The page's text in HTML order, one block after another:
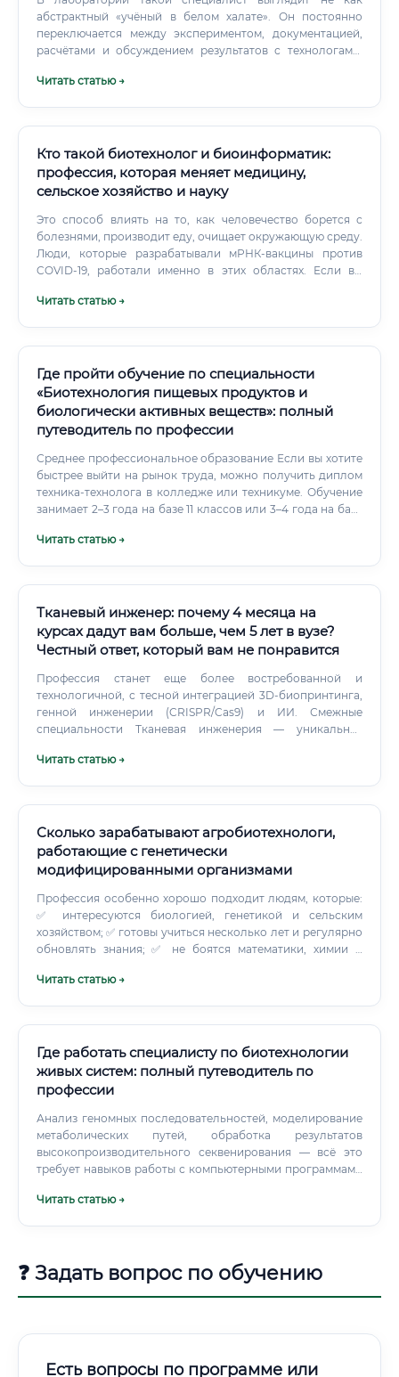
абстрактный «учёный в белом халате». Он постоянно
переключается между экспериментом, документацией,
расчётами и обсуждением результатов с технологами,
сертификации. Почему косметической компании нужен
Читать статью →
Кто такой биотехнолог и биоинформатик:
профессия, которая меняет медицину,
сельское хозяйство и науку
Это способ влиять на то, как человечество борется с
болезнями, производит еду, очищает окружающую среду.
Люди, которые разрабатывали мРНК-вакцины против
COVID-19, работали именно в этих областях. Если вы
боитесь многолетней работы ради результатов, которые
Читать статью →
Где пройти обучение по специальности
«Биотехнология пищевых продуктов и
биологически активных веществ»: полный
путеводитель по профессии
Среднее профессиональное образование Если вы хотите
быстрее выйти на рынок труда, можно получить диплом
техника-технолога в колледже или техникуме. Обучение
занимает 2–3 года на базе 11 классов или 3–4 года на базе
Читать статью →
Тканевый инженер: почему 4 месяца на
курсах дадут вам больше, чем 5 лет в вузе?
Честный ответ, который вам не понравится
Профессия станет еще более востребованной и
технологичной, с тесной интеграцией 3D-биопринтинга,
генной инженерии (CRISPR/Cas9) и ИИ. Смежные
специальности Тканевая инженерия — уникальная
Читать статью →
Сколько зарабатывают агробиотехнологи,
работающие с генетически
модифицированными организмами
Профессия особенно хорошо подходит людям, которые:
✅ интересуются биологией, генетикой и сельским
хозяйством; ✅ готовы учиться несколько лет и регулярно
обновлять знания; ✅ не боятся математики, химии и
лабораторными регламентами; ✅ сохраняют
нормально воспринимают командные проекты. Если
человеку тяжело соблюдать точные процедуры, не
нравится работа с биологическими образцами или
раздражает необходимость многократно перепроверять
данные, лабораторная специализация может
разочаровать.
Читать статью →
Где работать специалисту по биотехнологии
живых систем: полный путеводитель по
профессии
Анализ геномных последовательностей, моделирование
метаболических путей, обработка результатов
высокопроизводительного секвенирования — всё это
требует навыков работы с компьютерными программами
Биотехнологические проекты почти всегда командные.
Читать статью →
❓ Задать вопрос по обучению
Есть вопросы по программе или